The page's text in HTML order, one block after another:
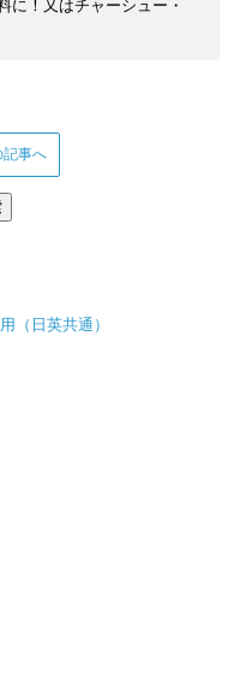
に！又はチャーシュー・
記事へ
（日英共通）